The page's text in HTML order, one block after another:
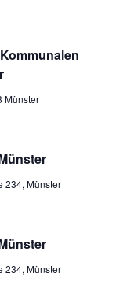
Münster
234, Münster
234, Münster